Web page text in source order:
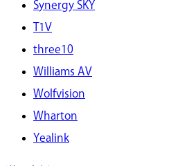
Synergy SKY
T1V
three10
Williams AV
Wolfvision
Wharton
Yealink